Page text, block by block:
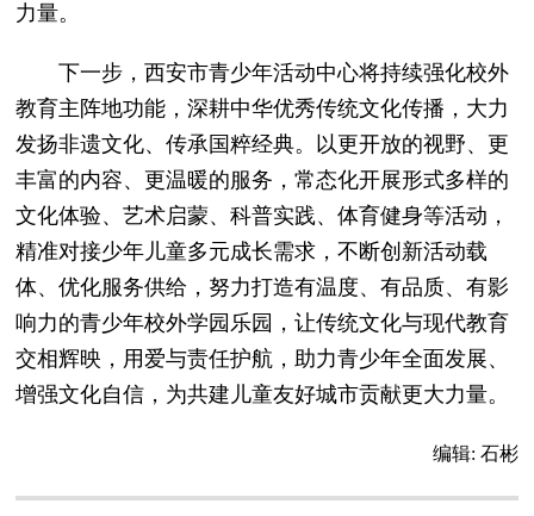
力量。
下一步，西安市青少年活动中心将持续强化校外
教育主阵地功能，深耕中华优秀传统文化传播，大力
发扬非遗文化、传承国粹经典。以更开放的视野、更
丰富的内容、更温暖的服务，常态化开展形式多样的
文化体验、艺术启蒙、科普实践、体育健身等活动，
精准对接少年儿童多元成长需求，不断创新活动载
体、优化服务供给，努力打造有温度、有品质、有影
响力的青少年校外学园乐园，让传统文化与现代教育
交相辉映，用爱与责任护航，助力青少年全面发展、
增强文化自信，为共建儿童友好城市贡献更大力量。
编辑: 石彬